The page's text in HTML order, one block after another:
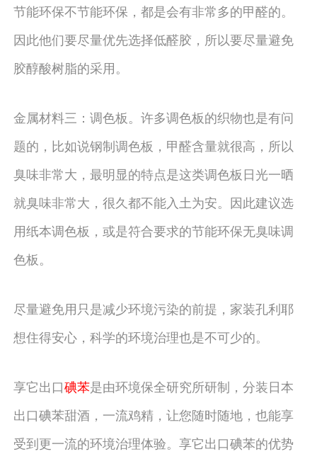
节能环保不节能环保，都是会有非常多的甲醛的。
因此他们要尽量优先选择低醛胶，所以要尽量避免
胶醇酸树脂的采用。
金属材料三：调色板。许多调色板的织物也是有问
题的，比如说钢制调色板，甲醛含量就很高，所以
臭味非常大，最明显的特点是这类调色板日光一晒
就臭味非常大，很久都不能入土为安。因此建议选
用纸本调色板，或是符合要求的节能环保无臭味调
色板。
尽量避免用只是减少环境污染的前提，家装孔利耶
想住得安心，科学的环境治理也是不可少的。
享它出口碘苯是由环境保全研究所研制，分装日本
出口碘苯甜酒，一流鸡精，让您随时随地，也能享
受到更一流的环境治理体验。享它出口碘苯的优势